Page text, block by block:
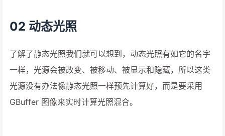
02 动态光照
了解了静态光照我们就可以想到，动态光照有如它的名字
一样，光源会被改变、被移动、被显示和隐藏，所以这类
光源没有办法像静态光照一样预先计算好，而是要采用
GBuffer 图像来实时计算光照混合。